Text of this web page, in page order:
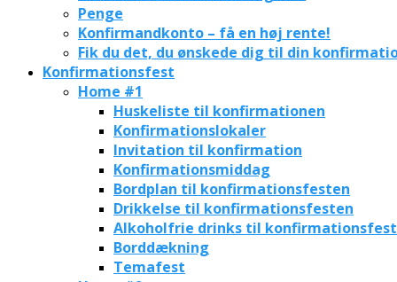
Penge
Konfirmandkonto – få en høj rente!
Fik du det, du ønskede dig til din
Konfirmationsfest
Home #1
Huskeliste til konfirmationen
Konfirmationslokaler
Invitation til konfirmation
Konfirmationsmiddag
Bordplan til konfirmationsfesten
Drikkelse til konfirmationsfesten
Alkoholfrie drinks til
Borddækning
Temafest